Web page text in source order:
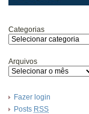
Categorias
Arquivos
Fazer login
Posts RSS